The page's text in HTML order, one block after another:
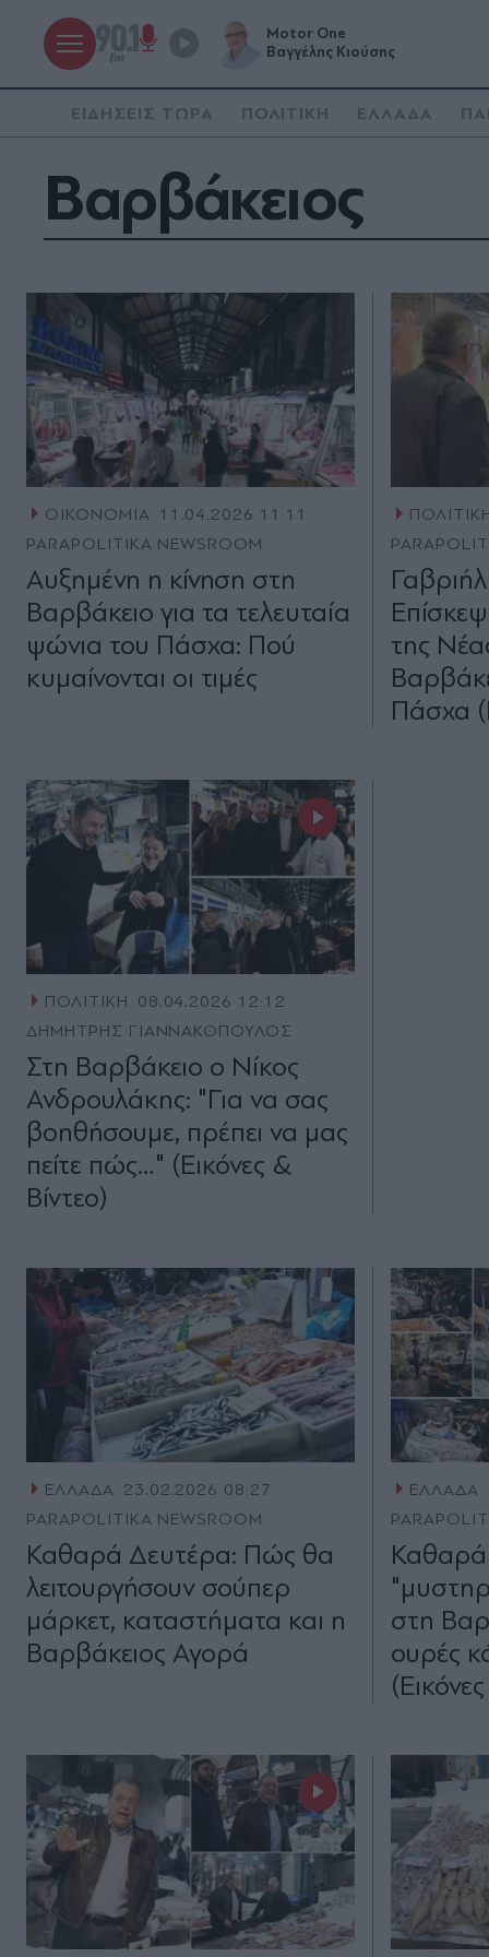
Motor One
Βαγγέλης Κιούσης
ΕΙΔΗΣΕΙΣ ΤΩΡΑ ΠΟΛΙΤΙΚΗ ΕΛΛΑΔΑ
Βαρβάκειος
ΟΙΚΟΝΟΜΙΑ 11.04.2026 11:11
PARAPOLITIKA NEWSROOM
Αυξημένη η κίνηση στη
Βαρβάκειο για τα τελευταία
ψώνια του Πάσχα: Πού
κυμαίνονται οι τιμές
της
Πάσχα
ΠΟΛΙΤΙΚΗ
08.04.2026 12:12
ΔΗΜΗΤΡΗΣ ΓΙΑΝΝΑΚΟΠΟΥΛΟΣ
Στη Βαρβάκειο ο Νίκος
Ανδρουλάκης: "Για να σας
βοηθήσουμε, πρέπει να μας
πείτε πώς…" (Εικόνες &
Βίντεο)
ΕΛΛΑΔΑ 23.02.2026 08:27
PARAPOLITIKA NEWSROOM
Καθαρά Δευτέρα: Πώς θα
λειτουργήσουν σούπερ
μάρκετ, καταστήματα και η
Βαρβάκειος Αγορά
ΕΛΛΑΔΑ
Καθαρά
στη
ουρές